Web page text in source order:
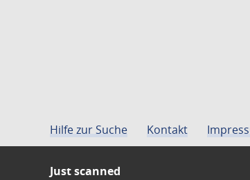
Hilfe zur Suche Kontakt
Just scanned